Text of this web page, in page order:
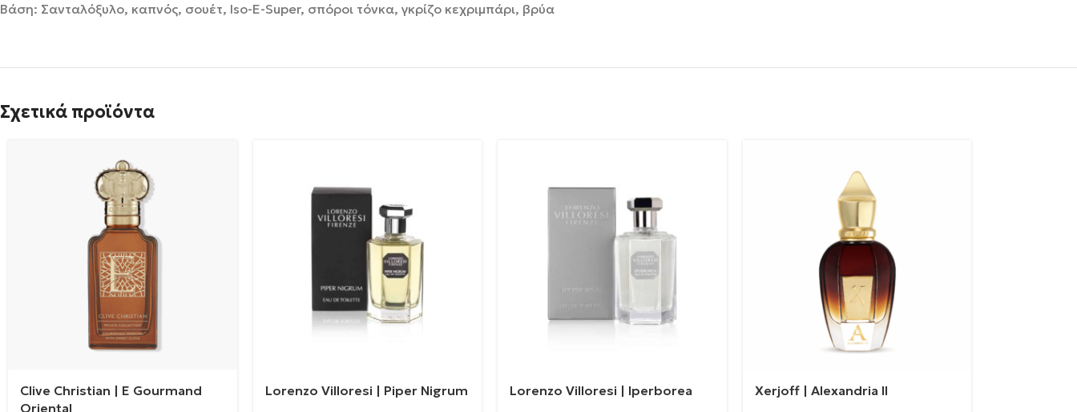
Βάση: Σανταλόξυλο, καπνός, σουέτ, Iso-E-Super, σπόροι τόνκα, γκρίζο κεχριμπάρι, βρύα
Σχετικά προϊόντα
Clive Christian | E Gourmand
Oriental
Lorenzo Villoresi | Piper Nigrum Lorenzo Villoresi | Iperborea Xerjoff | Alexandria II